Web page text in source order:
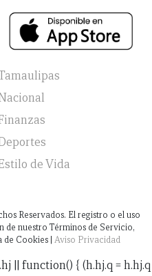
de Vida
Reservados. El registro o el uso
de nuestro Términos de Servicio,
Cookies | Aviso Privacidad
|| function() { (h.hj.q = h.hj.q